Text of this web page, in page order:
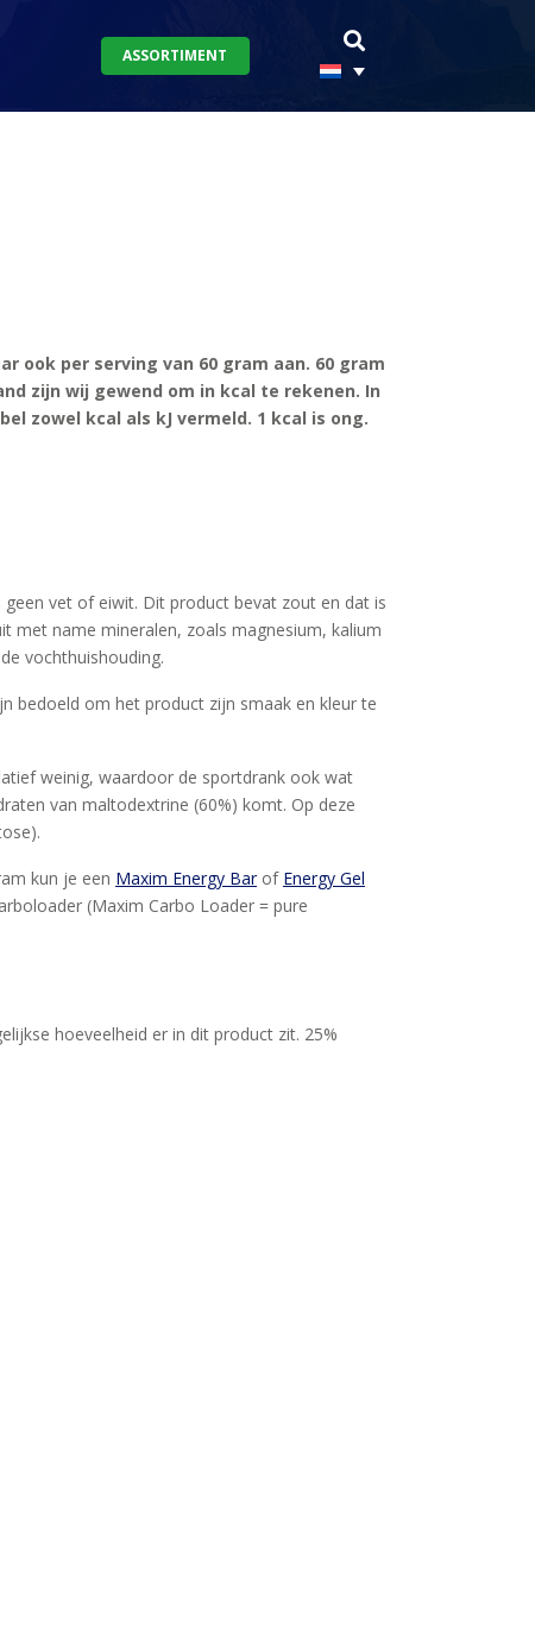
ASSORTIMENT
ook per serving van 60 gram aan. 60 gram
zijn wij gewend om in kcal te rekenen. In
zowel kcal als kJ vermeld. 1 kcal is ong.
vet of eiwit. Dit product bevat zout en dat is
met name mineralen, zoals magnesium, kalium
vochthuishouding.
bedoeld om het product zijn smaak en kleur te
weinig, waardoor de sportdrank ook wat
van maltodextrine (60%) komt. Op deze
kun je een Maxim Energy Barof Energy Gel
(Maxim Carbo Loader = pure
hoeveelheid er in dit product zit. 25%